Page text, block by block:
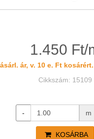
1.450 Ft/
ár, v. 10 e. Ft
Cikkszám: 15109
- m
KOSÁRBA